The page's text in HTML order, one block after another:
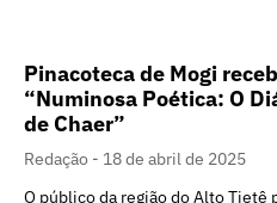
Pinacoteca de Mogi
“Numinosa Poética: O
de Chaer”
Redação
18 de abril de 2025
O público da região do Alto Tietê